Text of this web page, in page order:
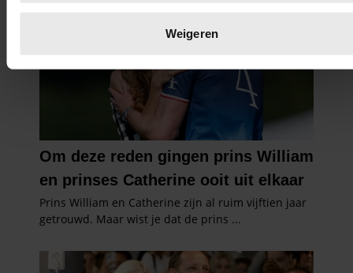
kunt uw toestemming op elk moment wijzigen of intrekken in
We gebruiken cookies om content en advertenties te
personaliseren, om functies voor social media te bieden en
ons websiteverkeer te analyseren. Ook delen we informatie
over uw gebruik van onze site met onze partners voor social
media, adverteren en analyse. Deze partners kunnen deze
gegevens combineren met andere informatie die u aan ze
verstrekt of die ze hebben verzameld op basis van uw
van hun services. U gaat akkoord met onze cookies als u
Weigeren